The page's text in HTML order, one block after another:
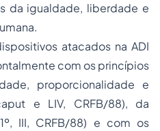
da igualdade, liberdade e
atacados na ADI
com os princípios
proporcionalidade e
e LIV, CRFB/88), da
III, CRFB/88) e com os